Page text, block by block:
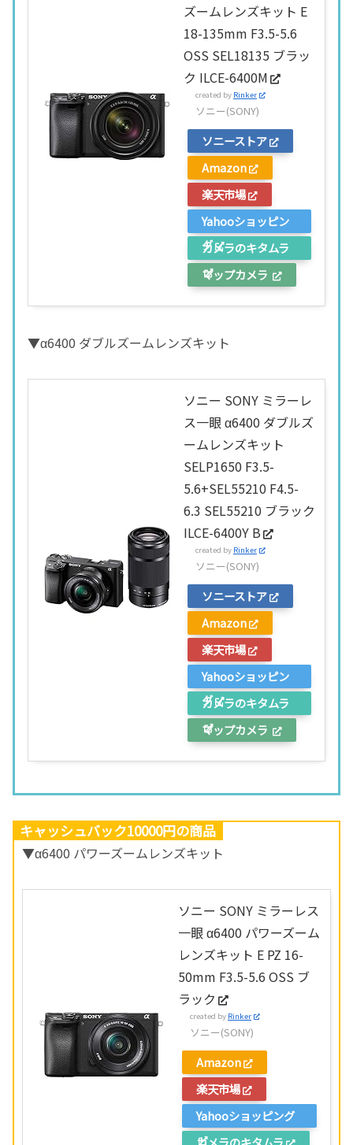
ズームレンズキット E
18-135mm F3.5-5.6
OSS SEL18135 ブラッ
ク ILCE-6400M
created by Rinker
ソニー(SONY)
ソニーストア
Amazon
楽天市場
Yahooショッピン
グ
カメラのキタムラ
マップカメラ
▼α6400 ダブルズームレンズキット
ソニー SONY ミラーレ
ス一眼 α6400 ダブルズ
ームレンズキット
SELP1650 F3.5-
5.6+SEL55210 F4.5-
6.3 SEL55210 ブラック
ILCE-6400Y B
created by Rinker
ソニー(SONY)
ソニーストア
Amazon
楽天市場
Yahooショッピン
グ
カメラのキタムラ
マップカメラ
キャッシュバック10000円の商品
▼α6400 パワーズームレンズキット
ソニー SONY ミラーレス
一眼 α6400 パワーズーム
レンズキット E PZ 16-
50mm F3.5-5.6 OSS ブ
ラック
created by Rinker
ソニー(SONY)
Amazon
楽天市場
Yahooショッピング